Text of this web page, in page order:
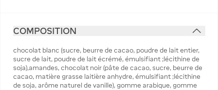
COMPOSITION
chocolat blanc (sucre, beurre de cacao, poudre de lait entier,
sucre de lait, poudre de lait écrémé, émulsifiant ;lécithine de
soja),amandes, chocolat noir (pâte de cacao, sucre, beurre de
cacao, matière grasse laitière anhydre, émulsifiant ;lécithine
de soja, arôme naturel de vanille), gomme arabique, gomme